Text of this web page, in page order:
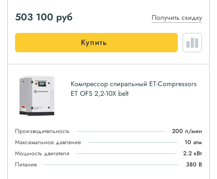
503 100 руб Получить скидку
Купить
Компрессор спиральный ET-Compressors
ET OFS 2,2-10X belt
Производительность
200 л/мин
Максимальное давление
10 атм
Мощность двигателя
2.2 кВт
Питание
380 В